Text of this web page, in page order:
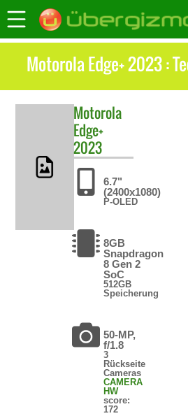
Motorola Edge+ 2023 :
Motorola
Edge+
2023
6.7"
(2400x1080)
P-OLED
8GB
Snapdragon
8 Gen 2
SoC
512GB
Speicherung
50-MP,
f/1.8
3
Rückseite
Cameras
CAMERA
HW
score:
172